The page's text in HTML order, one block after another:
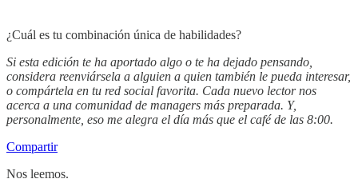
¿Cuál es tu combinación única de habilidades?
Si esta edición te ha aportado algo o te ha dejado pensando,
considera reenviársela a alguien a quien también le pueda interesar,
o compártela en tu red social favorita. Cada nuevo lector nos
acerca a una comunidad de managers más preparada. Y,
personalmente, eso me alegra el día más que el café de las 8:00.
Compartir
Nos leemos.